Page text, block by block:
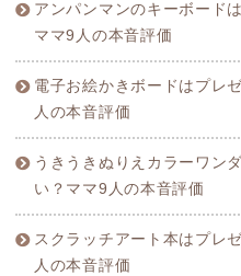
アンパンマンのキーボード
ママ9人の本音評価
電子お絵かきボードはプレ
人の本音評価
うきうきぬりえカラーワン
い？ママ9人の本音評価
スクラッチアート本はプレ
人の本音評価